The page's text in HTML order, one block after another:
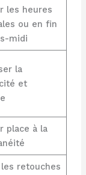
les heures
ou en fin
midi
la
et
place à la
retouches